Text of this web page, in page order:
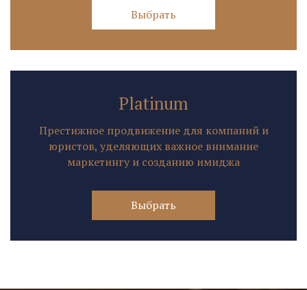
Выбрать
Platinum
Престижное продвижение для компаний и
юристов, уделяющих важное внимание
маркетингу и созданию имиджа
Выбрать